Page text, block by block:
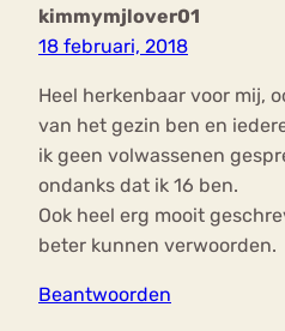
kimmymjlover01
18 februari, 2018
Heel herkenbaar voor mij,
van het gezin ben en
ik geen volwassenen
ondanks dat ik 16 ben.
Ook heel erg mooit
beter kunnen verwoorden.
Beantwoorden